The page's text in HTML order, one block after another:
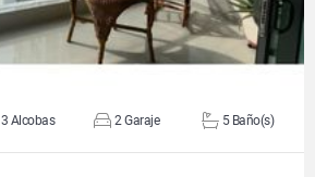
3 Alcobas 2 Garaje 5 Baño(s)